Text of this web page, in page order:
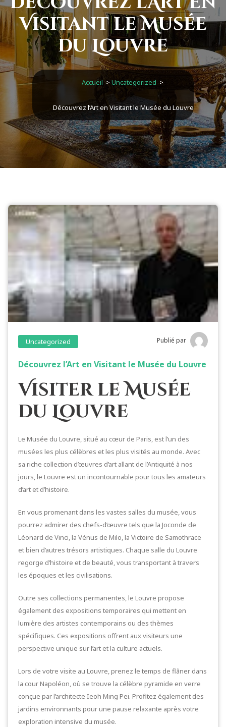
Visitant le Musée
du Louvre
Accueil>Uncategorized >
Découvrez l’Art en Visitant le Musée du Louvre
Uncategorized Publié par
Découvrez l’Art en Visitant le Musée du Louvre
Visiter le Musée
du Louvre
Le Musée du Louvre, situé au cœur de Paris, est l’un des
musées les plus célèbres et les plus visités au monde. Avec
sa riche collection d’œuvres d’art allant de l’Antiquité à nos
jours, le Louvre est un incontournable pour tous les amateurs
d’art et d’histoire.
En vous promenant dans les vastes salles du musée, vous
pourrez admirer des chefs-d’œuvre tels que la Joconde de
Léonard de Vinci, la Vénus de Milo, la Victoire de Samothrace
et bien d’autres trésors artistiques. Chaque salle du Louvre
regorge d’histoire et de beauté, vous transportant à travers
les époques et les civilisations.
Outre ses collections permanentes, le Louvre propose
également des expositions temporaires qui mettent en
lumière des artistes contemporains ou des thèmes
spécifiques. Ces expositions offrent aux visiteurs une
perspective unique sur l’art et la culture actuels.
Lors de votre visite au Louvre, prenez le temps de flâner dans
la cour Napoléon, où se trouve la célèbre pyramide en verre
conçue par l’architecte Ieoh Ming Pei. Profitez également des
jardins environnants pour une pause relaxante après votre
exploration intensive du musée.